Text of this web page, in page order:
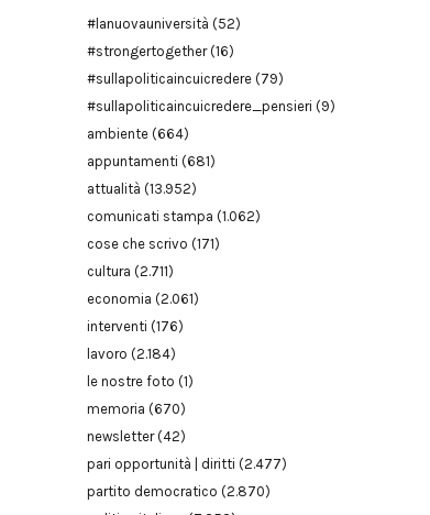
#lanuovauniversità (52)
#strongertogether(16)
#sullapoliticaincuicredere (79)
#sullapoliticaincuicredere_pensieri (9)
ambiente (664)
appuntamenti (681)
attualità (13.952)
comunicati stampa (1.062)
cose che scrivo (171)
cultura (2.711)
economia (2.061)
interventi (176)
lavoro (2.184)
le nostre foto (1)
memoria (670)
newsletter(42)
pari opportunità | diritti (2.477)
partito democratico (2.870)